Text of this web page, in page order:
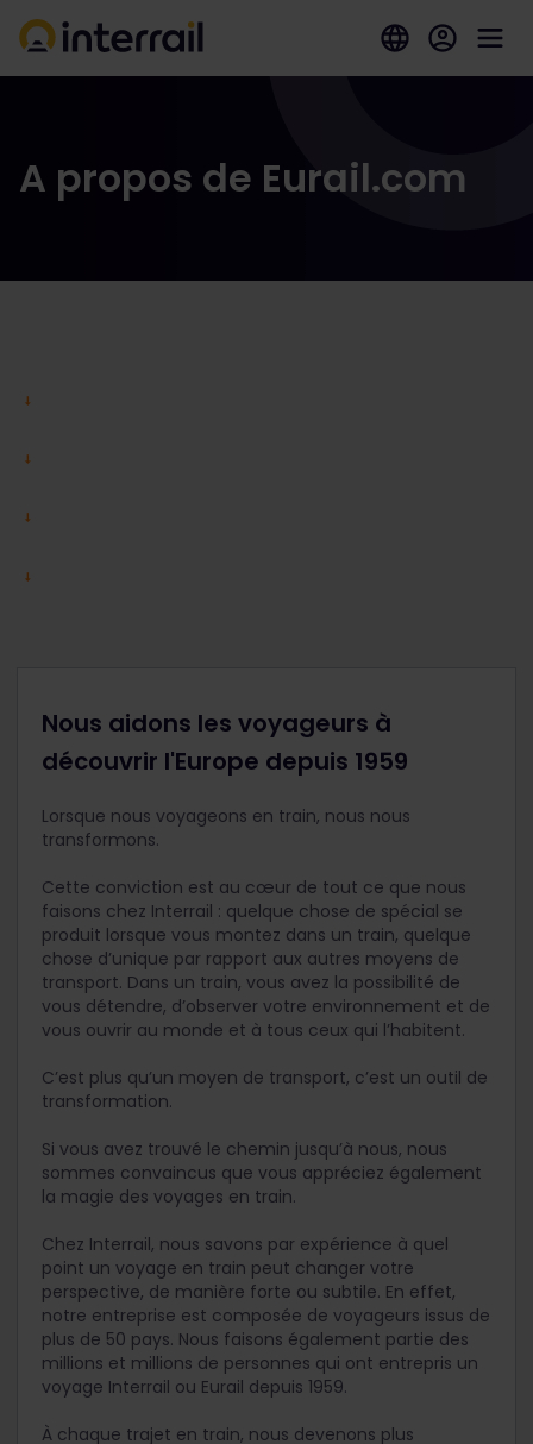
A propos de Eurail.com
Nous aidons les voyageurs à
découvrir l'Europe depuis 1959
Lorsque nous voyageons en train, nous nous
transformons.
Cette conviction est au cœur de tout ce que nous
faisons chez Interrail : quelque chose de spécial se
produit lorsque vous montez dans un train, quelque
chose d’unique par rapport aux autres moyens de
transport. Dans un train, vous avez la possibilité de
vous détendre, d’observer votre environnement et de
vous ouvrir au monde et à tous ceux qui l’habitent.
C’est plus qu’un moyen de transport, c’est un outil de
transformation.
Si vous avez trouvé le chemin jusqu’à nous, nous
sommes convaincus que vous appréciez également
la magie des voyages en train.
Chez Interrail, nous savons par expérience à quel
point un voyage en train peut changer votre
perspective, de manière forte ou subtile. En effet,
notre entreprise est composée de voyageurs issus de
plus de 50 pays. Nous faisons également partie des
millions et millions de personnes qui ont entrepris un
voyage Interrail ou Eurail depuis 1959.
À chaque trajet en train, nous devenons plus